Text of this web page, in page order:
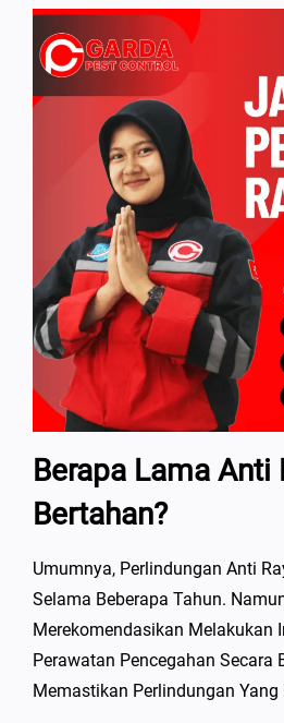
Berapa Lama Anti
Bertahan?
Umumnya, Perlindungan Anti
Selama Beberapa Tahun.
Merekomendasikan Melakukan
Perawatan Pencegahan Secara
Memastikan Perlindungan Yang